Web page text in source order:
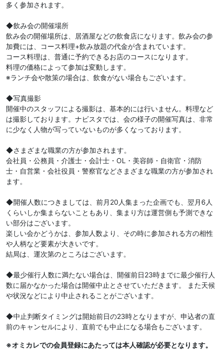
多く参加されます。
◆飲み会の開催場所
飲み会の開催場所は、居酒屋などの飲食店になります。飲み会の参
加費には、コース料理+飲み放題の代金が含まれています。
コース料理は、普通に予約できるお店のコースになります。
料理の価格によって参加は変動します。
※ランチ会や散策の場合は、飲食がない場合もございます。
◆写真撮影
開催中のスタッフによる撮影は、基本的には行いません。料理など
は撮影しております。ナビスタでは、会の様子の開催写真は、非常
に少なく人物が写っていないものが多くなっております。
◆さまざまな職業の方が参加されます。
会社員・公務員・介護士・会計士・OL・美容師・自衛官・消防
士・自営業・会社役員・警察官などさまざまな職業の方が参加され
ます。
◆開催人数につきましては、前月20人集まった企画でも、翌月6人
くらいしか集まらないこともあり、集まり方は運営側も予測できな
い部分はございます。
楽しい会かどうかは、参加人数より、その時に参加される方の相性
や人柄など要素が大きいです。
結局は、運次第のところはございます。
◆最少催行人数に満たない場合は、開催前日23時までに最少催行人
数に届かなかった場合は開催中止とさせていただきます。 また天候
や状況などにより中止されることがございます。
◆中止判断タイミングは開始前日の23時となりますが、申込者の直
前のキャンセルにより、直前でも中止になる場合もございます。
※オミカレでの会員登録にあたっては本人確認が必要となります。